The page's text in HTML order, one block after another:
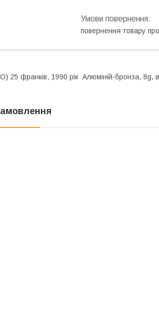
повернення товару
25 франків, 1990 рік Алюміній-бронза, 8g,